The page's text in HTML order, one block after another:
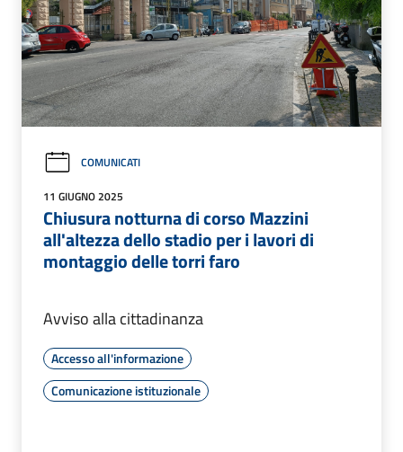
COMUNICATI
11 GIUGNO 2025
Chiusura notturna di corso Mazzini
all'altezza dello stadio per i lavori di
montaggio delle torri faro
Avviso alla cittadinanza
Accesso all'informazione
Comunicazione istituzionale